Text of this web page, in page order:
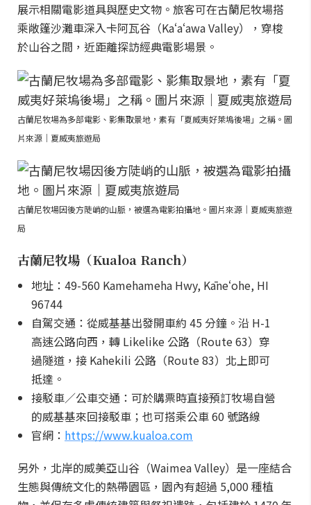
展示相關電影道具與歷史文物。旅客可在古蘭尼牧場搭
乘敞篷沙灘車深入卡阿瓦谷（Kaʻaʻawa Valley），穿梭
於山谷之間，近距離探訪經典電影場景。
古蘭尼牧場為多部電影、影集取景地，素有「夏威夷好萊塢後場」之稱。圖
片來源｜夏威夷旅遊局
古蘭尼牧場因後方陡峭的山脈，被選為電影拍攝地。圖片來源｜夏威夷旅遊
局
古蘭尼牧場（Kualoa Ranch）
地址：49-560 Kamehameha Hwy, Kāneʻohe, HI
96744
自駕交通：從威基基出發開車約 45 分鐘。沿 H-1
高速公路向西，轉 Likelike 公路（Route 63）穿
過隧道，接 Kahekili 公路（Route 83）北上即可
抵達。
接駁車／公車交通：可於購票時直接預訂牧場自營
的威基基來回接駁車；也可搭乘公車 60 號路線
官網： https://www.kualoa.com
另外，北岸的威美亞山谷（Waimea Valley）是一座結合
生態與傳統文化的熱帶園區，園內有超過 5,000 種植